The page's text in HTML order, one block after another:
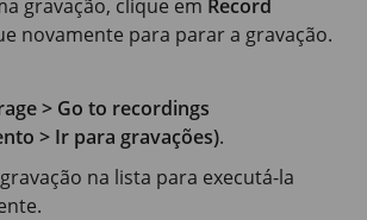
gravação, clique em Record
novamente para parar a gravação.
> Go to recordings
> Ir para gravações).
na lista para executá-la